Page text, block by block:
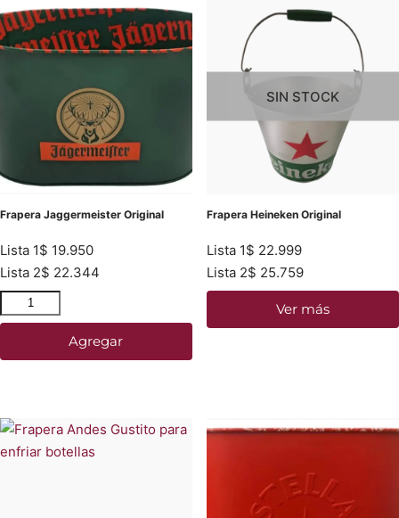
Frapera Jaggermeister Original
Lista 1$ 19.950
Lista 2$ 22.344
Agregar
SIN STOCK
Frapera Heineken Original
Lista 1$ 22.999
Lista 2$ 25.759
Ver más